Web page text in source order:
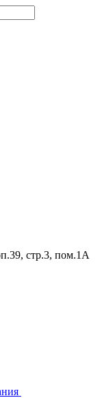
стр.3, пом.1А